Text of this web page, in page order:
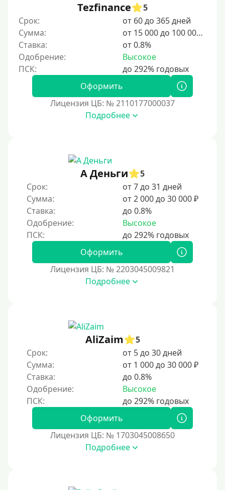
2 недели
15 дней
20 дней
21 день
На месяц
30 дней без процентов
4 месяца
5 месяцев
На полгода
180 дней
5 лет
Краткосрочные
Долгосрочные
Принятие решения
За 1 минуту
Tezfinance
5
Срок:
от 60 до 365 дней
Сумма:
от 15 000 до 100 000 ₽
Ставка:
от 0.8%
Одобрение:
Высокое
Оформить
Лицензия ЦБ: № 2110177000037
Подробнее
А Деньги
5
Срок:
от 7 до 31 дней
Сумма:
от 2 000 до 30 000 ₽
Ставка:
до 0.8%
Одобрение:
Высокое
Оформить
Лицензия ЦБ: № 2203045009821
Подробнее
AliZaim
5
Срок:
от 5 до 30 дней
Сумма:
от 1 000 до 30 000 ₽
Ставка:
до 0.8%
Одобрение:
Высокое
Оформить
Лицензия ЦБ: № 1703045008650
Подробнее